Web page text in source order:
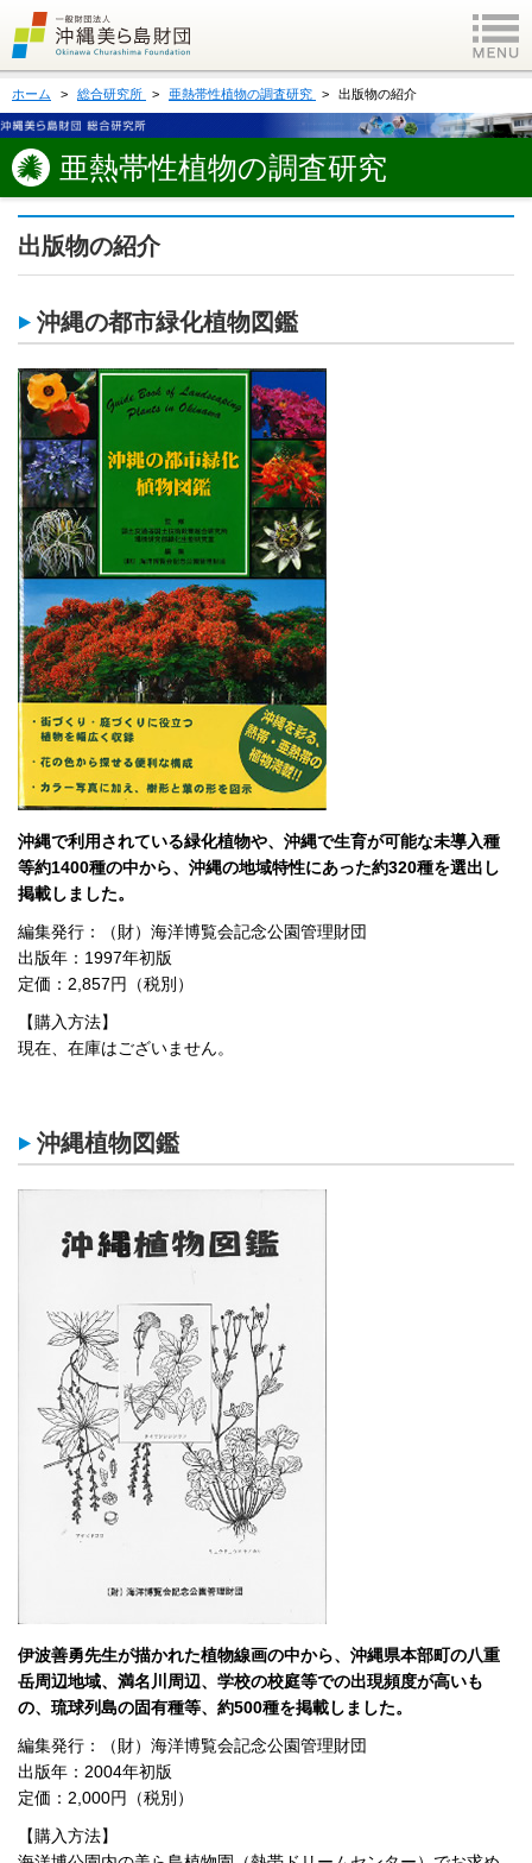
ホーム 総合研究所 亜熱帯性植物の調査研究 出版物の紹介
亜熱帯性植物の調査研究
出版物の紹介
沖縄の都市緑化植物図鑑
沖縄で利用されている緑化植物や、沖縄で生育が可能な未導入種
等約1400種の中から、沖縄の地域特性にあった約320種を選出し
掲載しました。
編集発行：（財）海洋博覧会記念公園管理財団
出版年：1997年初版
定価：2,857円（税別）
【購入方法】
現在、在庫はございません。
沖縄植物図鑑
伊波善勇先生が描かれた植物線画の中から、沖縄県本部町の八重
岳周辺地域、満名川周辺、学校の校庭等での出現頻度が高いも
の、琉球列島の固有種等、約500種を掲載しました。
編集発行：（財）海洋博覧会記念公園管理財団
出版年：2004年初版
定価：2,000円（税別）
【購入方法】